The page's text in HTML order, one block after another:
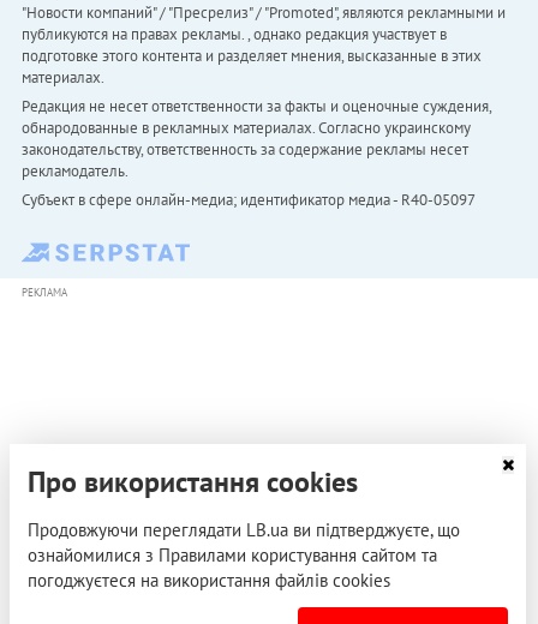
"Новости компаний" / "Пресрелиз" / "Promoted", являются рекламными и
публикуются на правах рекламы. , однако редакция участвует в
подготовке этого контента и разделяет мнения, высказанные в этих
материалах.
Редакция не несет ответственности за факты и оценочные суждения,
обнародованные в рекламных материалах. Согласно украинскому
законодательству, ответственность за содержание рекламы несет
рекламодатель.
Субъект в сфере онлайн-медиа; идентификатор медиа - R40-05097
РЕКЛАМА
Про використання cookies
Продовжуючи переглядати LB.ua ви підтверджуєте, що
ознайомилися з Правилами користування сайтом та
погоджуєтеся на використання файлів cookies